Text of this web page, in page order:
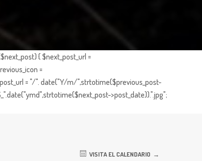
{ $next_post_url =
=
= "/". date("Y/m/",strtotime($previous_post-
>post_date)).".jpg";
VISITA EL CALENDARIO